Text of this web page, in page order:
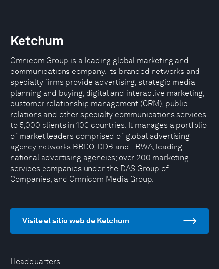
Headquarters
Ketchum
Omnicom Group is a leading global marketing and
communications company. Its branded networks and
specialty firms provide advertising, strategic media
planning and buying, digital and interactive marketing,
customer relationship management (CRM), public
relations and other specialty communications services
to 5,000 clients in 100 countries. It manages a portfolio
of market leaders comprised of global advertising
agency networks BBDO, DDB and TBWA; leading
national advertising agencies; over 200 marketing
services companies under the DAS Group of
Companies; and Omnicom Media Group.
Visite el sitio web de Ketchum